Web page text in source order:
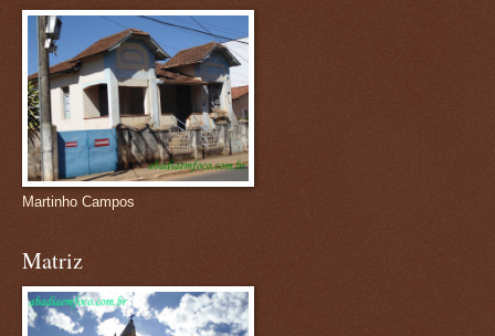
Martinho Campos
Matriz